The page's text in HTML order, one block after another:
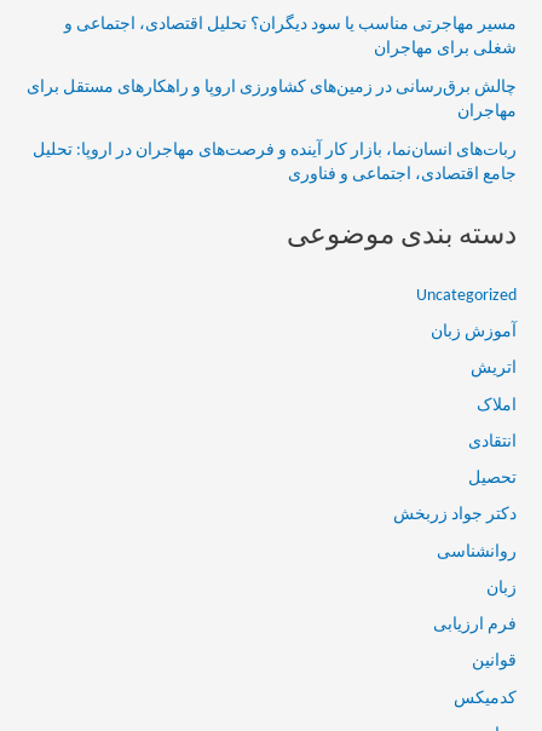
مسیر مهاجرتی مناسب یا سود دیگران؟ تحلیل اقتصادی، اجتماعی و
شغلی برای مهاجران
چالش برق‌رسانی در زمین‌های کشاورزی اروپا و راهکارهای مستقل برای
مهاجران
ربات‌های انسان‌نما، بازار کار آینده و فرصت‌های مهاجران در اروپا: تحلیل
جامع اقتصادی، اجتماعی و فناوری
دسته بندی موضوعی
Uncategorized
آموزش زبان
اتریش
املاک
انتقادی
تحصیل
دکتر جواد زربخش
روانشناسی
زبان
فرم ارزیابی
قوانین
کدمیکس